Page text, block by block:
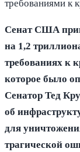
Сенат США
на 1,2
требованиях к
которое было
Сенатор Тед
об
для
трагической